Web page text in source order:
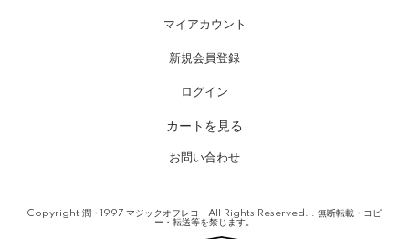
マイアカウント
新規会員登録
ログイン
カートを見る
お問い合わせ
Copyright 潤・1997 マジックオフレコ All Rights Reserved. . 無断転載・コピ
ー・転送等を禁じます。